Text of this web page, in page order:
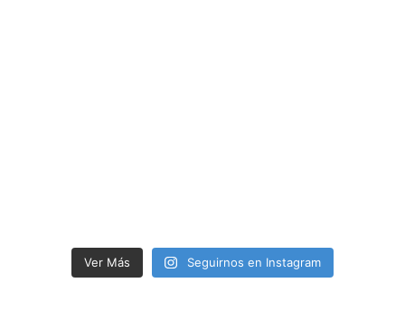
Ver Más Seguirnos en Instagram